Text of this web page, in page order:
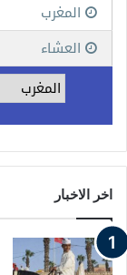
اخر الاخبار